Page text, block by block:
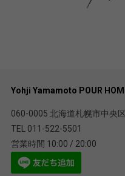
Yohji Yamamoto POUR
060-0005 北海道札幌市中央
TEL 011-522-5501
営業時間 10:00 / 20:00